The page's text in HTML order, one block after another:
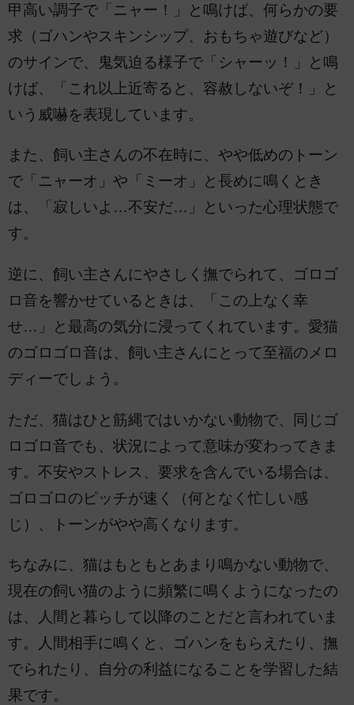
甲高い調子で「ニャー！」と鳴けば、何らかの要
求（ゴハンやスキンシップ、おもちゃ遊びなど）
のサインで、鬼気迫る様子で「シャーッ！」と鳴
けば、「これ以上近寄ると、容赦しないぞ！」と
いう威嚇を表現しています。
また、飼い主さんの不在時に、やや低めのトーン
で「ニャーオ」や「ミーオ」と長めに鳴くとき
は、「寂しいよ…不安だ…」といった心理状態で
す。
逆に、飼い主さんにやさしく撫でられて、ゴロゴ
ロ音を響かせているときは、「この上なく幸
せ…」と最高の気分に浸ってくれています。愛猫
のゴロゴロ音は、飼い主さんにとって至福のメロ
ディーでしょう。
ただ、猫はひと筋縄ではいかない動物で、同じゴ
ロゴロ音でも、状況によって意味が変わってきま
す。不安やストレス、要求を含んでいる場合は、
ゴロゴロのピッチが速く（何となく忙しい感
じ）、トーンがやや高くなります。
ちなみに、猫はもともとあまり鳴かない動物で、
現在の飼い猫のように頻繁に鳴くようになったの
は、人間と暮らして以降のことだと言われていま
す。人間相手に鳴くと、ゴハンをもらえたり、撫
でられたり、自分の利益になることを学習した結
果です。